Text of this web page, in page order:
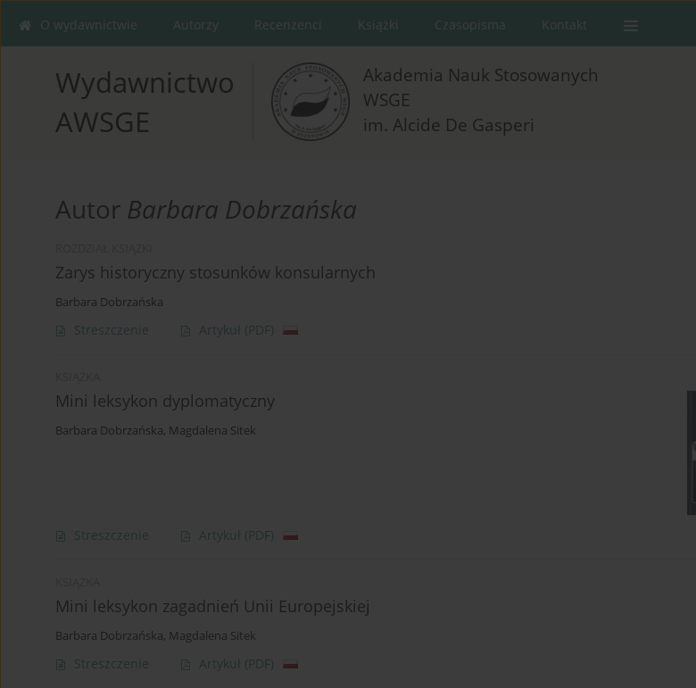
O wydawnictwie Autorzy Recenzenci Książki Czasopisma Kontakt
Wydawnictwo
AWSGE
Akademia Nauk Stosowanych
WSGE
im. Alcide De Gasperi
Autor Barbara Dobrzańska
Zarys historyczny stosunków konsularnych
Barbara Dobrzańska
Streszczenie Artykuł (PDF)
Mini leksykon dyplomatyczny
Barbara Dobrzańska, Magdalena Sitek
Streszczenie Artykuł (PDF)
Mini leksykon zagadnień Unii Europejskiej
Barbara Dobrzańska, Magdalena Sitek
Streszczenie Artykuł (PDF)